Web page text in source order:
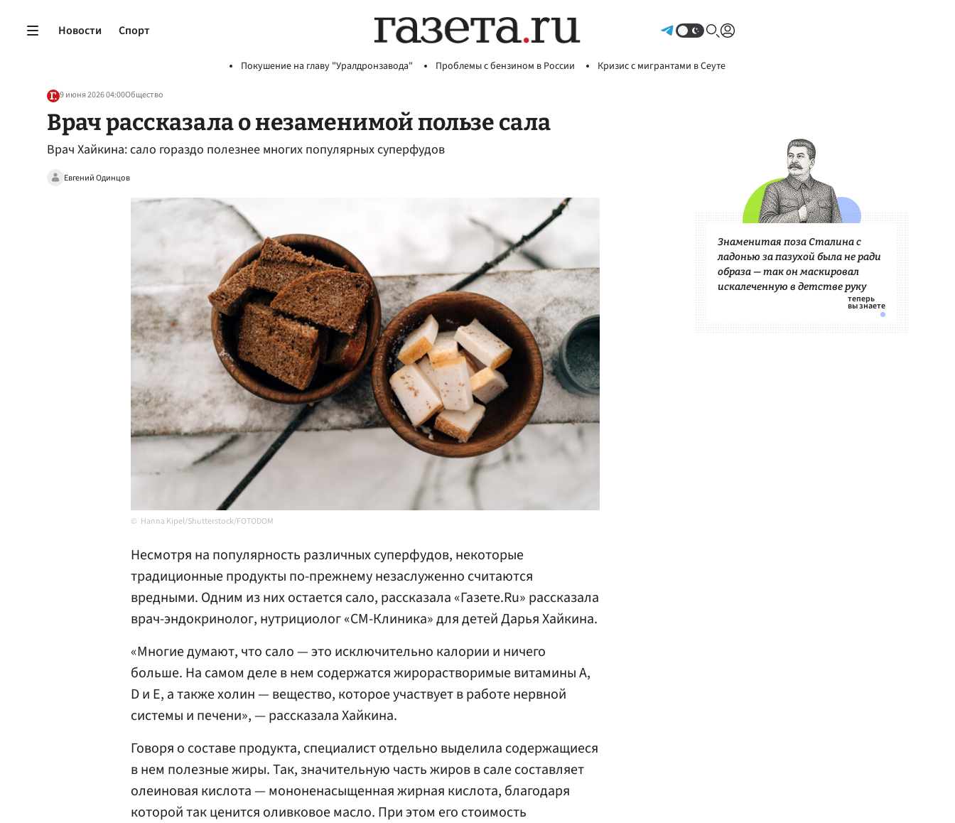
Новости Спорт
Покушение на главу "Уралдронзавода" Проблемы с бензином в России Кризис с мигрантами в Сеуте
9 июня 2026 04:00Общество
Врач рассказала о незаменимой пользе сала
Врач Хайкина: сало гораздо полезнее многих популярных суперфудов
Евгений Одинцов
Hanna Kipel/Shutterstock/FOTODOM
Несмотря на популярность различных суперфудов, некоторые
традиционные продукты по-прежнему незаслуженно считаются
вредными. Одним из них остается сало, рассказала «Газете.Ru» рассказала
врач-эндокринолог, нутрициолог «СМ-Клиника» для детей Дарья Хайкина.
«Многие думают, что сало — это исключительно калории и ничего
больше. На самом деле в нем содержатся жирорастворимые витамины А,
D и Е, а также холин — вещество, которое участвует в работе нервной
системы и печени», — рассказала Хайкина.
Говоря о составе продукта, специалист отдельно выделила содержащиеся
в нем полезные жиры. Так, значительную часть жиров в сале составляет
олеиновая кислота — мононенасыщенная жирная кислота, благодаря
которой так ценится оливковое масло. При этом его стоимость
Знаменитая поза Сталина с
ладонью за пазухой была не ради
образа — так он маскировал
искалеченную в детстве руку